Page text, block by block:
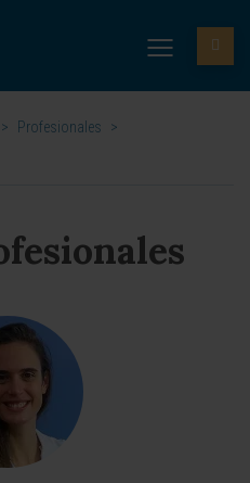
> Profesionales
>